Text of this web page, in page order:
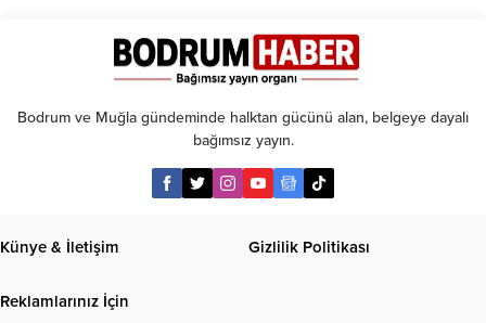
Bodrum ve Muğla gündeminde halktan gücünü alan, belgeye dayalı
bağımsız yayın.
Künye & İletişim Gizlilik Politikası
Reklamlarınız İçin